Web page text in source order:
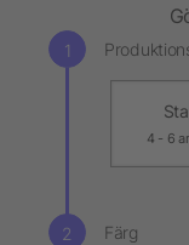
4 - 6
Färg